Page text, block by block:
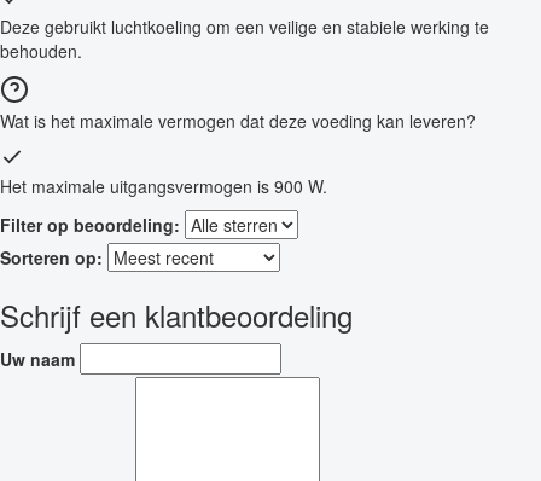
Deze gebruikt luchtkoeling om een veilige en stabiele werking te
behouden.
Wat is het maximale vermogen dat deze voeding kan leveren?
Het maximale uitgangsvermogen is 900 W.
Filter op beoordeling:
Sorteren op:
Schrijf een klantbeoordeling
Uw naam